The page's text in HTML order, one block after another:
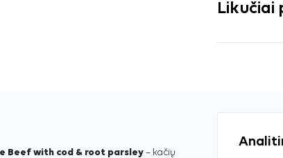
Likučiai
Beef with cod & root parsley – kačių